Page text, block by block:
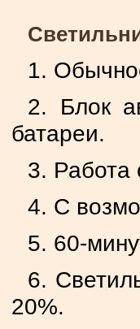
1.
2. Блок
батареи.
3. Работа
4. С
5. 60-
6.
20%.